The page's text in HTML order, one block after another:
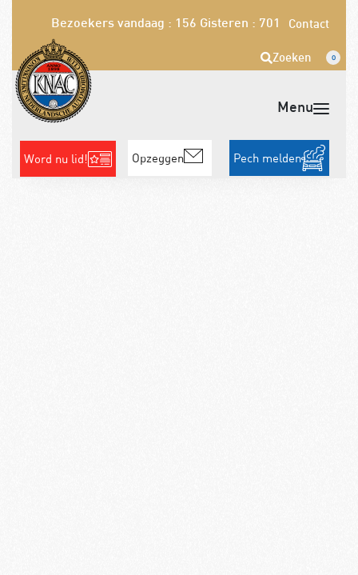
Bezoekers vandaag : 156 Gisteren : 701 Contact
Zoeken 0
Word nu lid! Opzeggen Pech melden